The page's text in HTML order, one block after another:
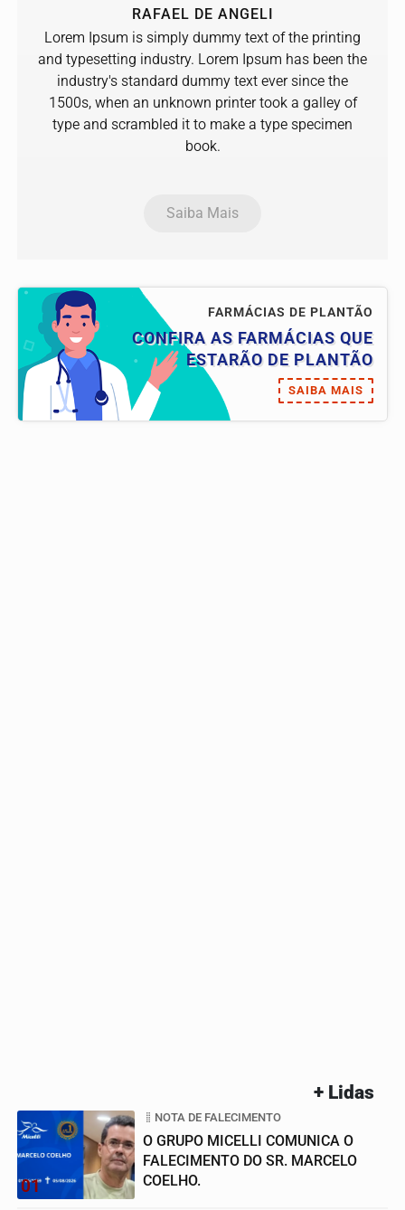
RAFAEL DE ANGELI
Lorem Ipsum is simply dummy text of the printing
and typesetting industry. Lorem Ipsum has been the
industry's standard dummy text ever since the
1500s, when an unknown printer took a galley of
type and scrambled it to make a type specimen
book.
Saiba Mais
FARMÁCIAS DE PLANTÃO
CONFIRA AS FARMÁCIAS QUE
ESTARÃO DE PLANTÃO
SAIBA MAIS
+ Lidas
01
NOTA DE FALECIMENTO
O GRUPO MICELLI COMUNICA O
FALECIMENTO DO SR. MARCELO
COELHO.